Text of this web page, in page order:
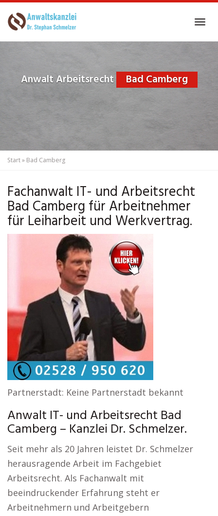
to
Anwalt Arbeitsrecht Bad Camberg
Start» Bad Camberg
Fachanwalt IT- und Arbeitsrecht
Bad Camberg für Arbeitnehmer
für Leiharbeit und Werkvertrag.
Partnerstadt: Keine Partnerstadt bekannt
Anwalt IT- und Arbeitsrecht Bad
Camberg – Kanzlei Dr. Schmelzer.
Seit mehr als 20 Jahren leistet Dr. Schmelzer
herausragende Arbeit im Fachgebiet
Arbeitsrecht. Als Fachanwalt mit
beeindruckender Erfahrung steht er
Arbeitnehmern und Arbeitgebern